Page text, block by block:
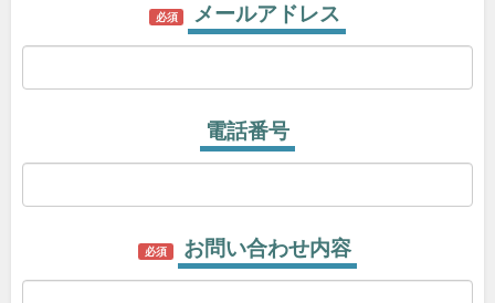
必須 メールアドレス
電話番号
必須 お問い合わせ内容